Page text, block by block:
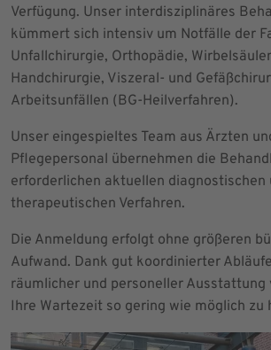
Verfügung. Unser interdisziplinäres
kümmert sich intensiv um Notfälle der
Unfallchirurgie, Orthopädie,
Handchirurgie, Viszeral- und
Arbeitsunfällen (BG-Heilverfahren).
Unser eingespieltes Team aus Ärzten
Pflegepersonal übernehmen die
erforderlichen aktuellen diagnostischen
therapeutischen Verfahren.
Die Anmeldung erfolgt ohne größeren
Aufwand. Dank gut koordinierter
räumlicher und personeller Ausstattung
Ihre Wartezeit so gering wie möglich zu